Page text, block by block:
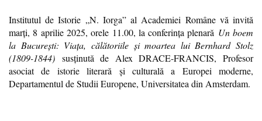
Institutul de Istorie „N. Iorga” al Academiei Române vă invită
marți, 8 aprilie 2025, orele 11.00, la conferinţa plenară Un boem
la Bucureşti: Viaţa, călătoriile şi moartea lui Bernhard Stolz
(1809-1844) susținută de Alex DRACE-FRANCIS, Profesor
asociat de istorie literară și culturală a Europei moderne,
Departamentul de Studii Europene, Universitatea din Amsterdam.